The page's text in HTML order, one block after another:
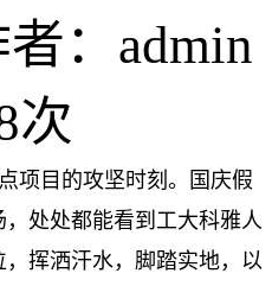
：admin
次
项目的攻坚时刻。国庆假
处处都能看到工大科雅人
挥洒汗水，脚踏实地，以